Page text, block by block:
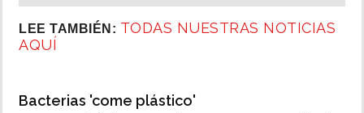
LEE TAMBIÉN: TODAS NUESTRAS NOTICIAS
AQUÍ
Bacterias 'come plástico'